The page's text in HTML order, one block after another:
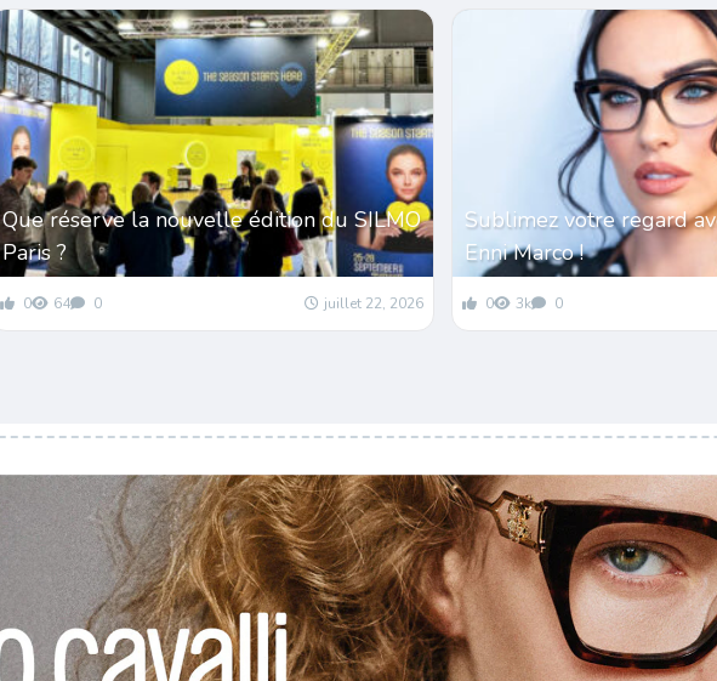
Que réserve la nouvelle édition du SILMO
Paris ?
0 64 0 juillet 22, 2026
Sublimez votre regard
Enni Marco !
0 3k 0